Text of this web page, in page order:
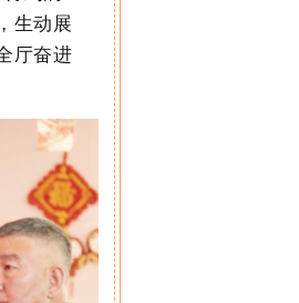
生动展
厅奋进